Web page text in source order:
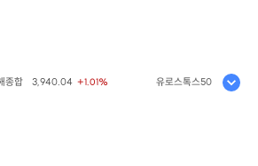
3,940.04 +1.01% 유로스톡스50 6,523.86